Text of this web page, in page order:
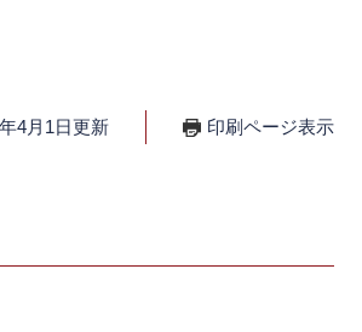
4月1日更新 印刷ページ表示